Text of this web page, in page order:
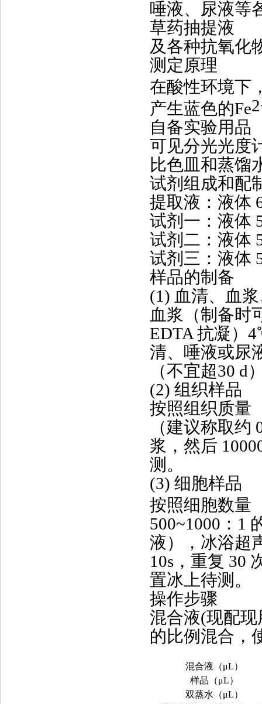
唾液、尿液等
草药抽提液
及各种抗氧化
测定原理
在酸性环境下
产生蓝色的Fe
自备实验用品
可见分光光度
比色皿和蒸馏
试剂组成和配
提取液：液体
试剂一：液体
试剂二：液体
试剂三：液体
样品的制备
(1) 血清、血
血浆（制备时
EDTA 抗凝）
清、唾液或尿
（不宜超30 d
(2) 组织样品
按照组织质量
（建议称取
浆，然后
测。
(3) 细胞样品
按照细胞数量
500~1000：1
液），冰浴超
10s，重复 30
置冰上待测。
操作步骤
混合液(现配
的比例混合，
混合液（μL）
样品（μL）
双蒸水（μL）